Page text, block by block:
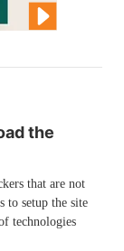
the
that are not
to setup the site
technologies